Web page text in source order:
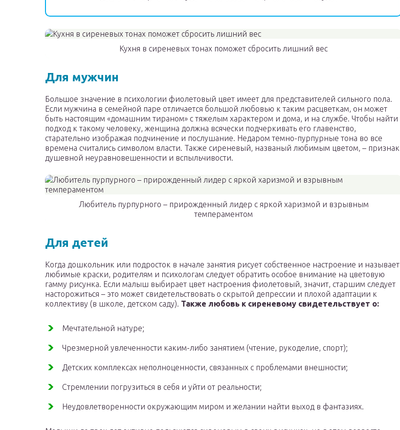
Кухня в сиреневых тонах поможет сбросить лишний вес
Для мужчин
Большое значение в психологии фиолетовый цвет имеет для представителей сильного пола.
Если мужчина в семейной паре отличается большой любовью к таким расцветкам, он может
быть настоящим «домашним тираном» с тяжелым характером и дома, и на службе. Чтобы найти
подход к такому человеку, женщина должна всячески подчеркивать его главенство,
старательно изображая подчинение и послушание. Недаром темно-пурпурные тона во все
времена считались символом власти. Также сиреневый, названый любимым цветом, – признак
душевной неуравновешенности и вспыльчивости.
Любитель пурпурного – прирожденный лидер с яркой харизмой и взрывным
темпераментом
Для детей
Когда дошкольник или подросток в начале занятия рисует собственное настроение и называет
любимые краски, родителям и психологам следует обратить особое внимание на цветовую
гамму рисунка. Если малыш выбирает цвет настроения фиолетовый, значит, старшим следует
насторожиться – это может свидетельствовать о скрытой депрессии и плохой адаптации к
коллективу (в школе, детском саду). Также любовь к сиреневому свидетельствует о:
Мечтательной натуре;
Чрезмерной увлеченности каким-либо занятием (чтение, рукоделие, спорт);
Детских комплексах неполноценности, связанных с проблемами внешности;
Стремлении погрузиться в себя и уйти от реальности;
Неудовлетворенности окружающим миром и желании найти выход в фантазиях.